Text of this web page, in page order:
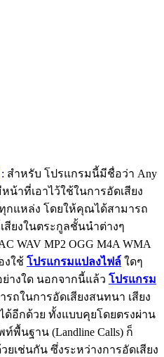
: สำหรับ โปรแกรมนี้มีชื่อว่า Any
น้าที่เอาไว้ใช้ในการอัดเสียง
กแหล่ง โดยให้คุณได้สามารถ
สียงในตระกูลชั้นนำต่างๆ
WAV MP2 OGG M4A WMA
งใช้ โปรแกรมแปลงไฟล์ ใดๆ
างใด นอกจากนี้แล้ว โปรแกรม
ถในการอัดเสียงสนทนา เสียง
ด้อีกด้วย ทั้งแบบคุยโดยตรงผ่าน
พื้นฐาน (Landline Calls) ก็
เช่นกัน ซึ่งระหว่างการอัดเสียง